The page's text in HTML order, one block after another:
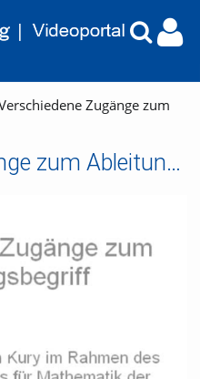
Zugänge zum
Verschiedene Zugänge zum Ableitungsbegriff